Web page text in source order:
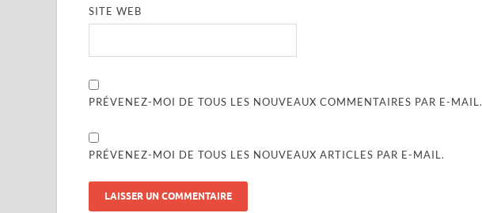
SITE WEB
PRÉVENEZ-MOI DE TOUS LES NOUVEAUX COMMENTAIRES PAR E-MAIL.
PRÉVENEZ-MOI DE TOUS LES NOUVEAUX ARTICLES PAR E-MAIL.